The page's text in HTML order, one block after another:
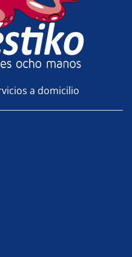
a domicilio